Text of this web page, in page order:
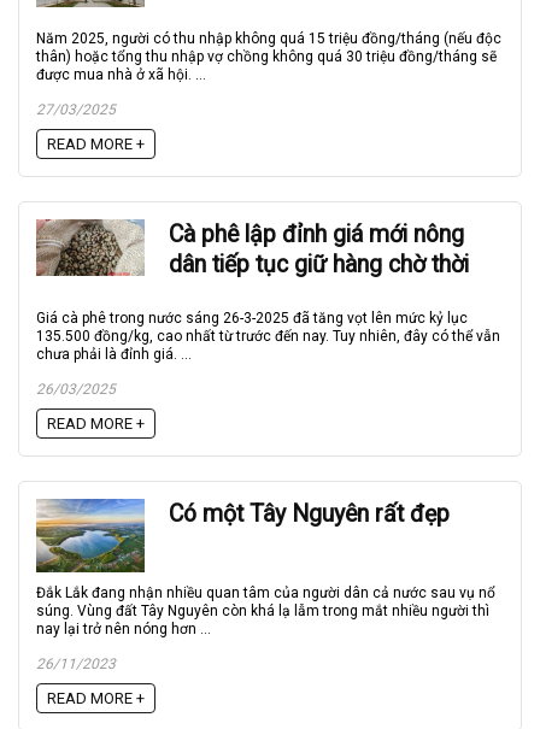
Năm 2025, người có thu nhập không quá 15 triệu đồng/tháng (nếu độc
thân) hoặc tổng thu nhập vợ chồng không quá 30 triệu đồng/tháng sẽ
được mua nhà ở xã hội. ...
27/03/2025
READ MORE +
Cà phê lập đỉnh giá mới nông
dân tiếp tục giữ hàng chờ thời
Giá cà phê trong nước sáng 26-3-2025 đã tăng vọt lên mức kỷ lục
135.500 đồng/kg, cao nhất từ trước đến nay. Tuy nhiên, đây có thể vẫn
chưa phải là đỉnh giá. ...
26/03/2025
READ MORE +
Có một Tây Nguyên rất đẹp
Đắk Lắk đang nhận nhiều quan tâm của người dân cả nước sau vụ nổ
súng. Vùng đất Tây Nguyên còn khá lạ lẫm trong mắt nhiều người thì
nay lại trở nên nóng hơn ...
26/11/2023
READ MORE +